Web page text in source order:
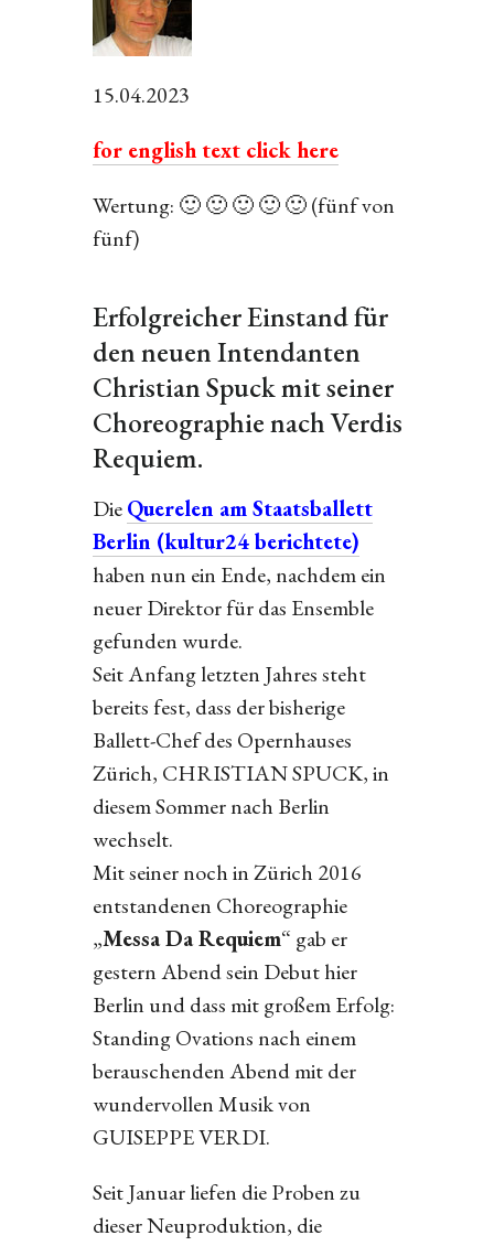
15.04.2023
for english text click here
Wertung: 🙂 🙂 🙂 🙂 🙂 (fünf von
fünf)
Erfolgreicher Einstand für
den neuen Intendanten
Christian Spuck mit seiner
Choreographie nach Verdis
Requiem.
DieQuerelen am Staatsballett
Berlin (kultur24 berichtete)
haben nun ein Ende, nachdem ein
neuer Direktor für das Ensemble
gefunden wurde.
Seit Anfang letzten Jahres steht
bereits fest, dass der bisherige
Ballett-Chef des Opernhauses
Zürich, CHRISTIAN SPUCK, in
diesem Sommer nach Berlin
wechselt.
Mit seiner noch in Zürich 2016
entstandenen Choreographie
„Messa Da Requiem“ gab er
gestern Abend sein Debut hier
Berlin und dass mit großem Erfolg:
Standing Ovations nach einem
berauschenden Abend mit der
wundervollen Musik von
GUISEPPE VERDI.
Seit Januar liefen die Proben zu
dieser Neuproduktion, die